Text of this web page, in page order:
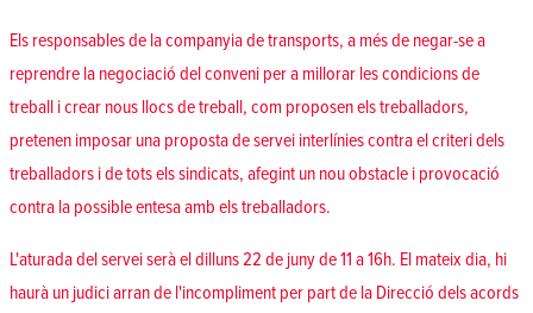
Els responsables de la companyia de transports, a més de negar-se a
reprendre la negociació del conveni per a millorar les condicions de
treball i crear nous llocs de treball, com proposen els treballadors,
pretenen imposar una proposta de servei interlínies contra el criteri dels
treballadors i de tots els sindicats, afegint un nou obstacle i provocació
contra la possible entesa amb els treballadors.
L'aturada del servei serà el dilluns 22 de juny de 11 a 16h. El mateix dia, hi
haurà un judici arran de l'incompliment per part de la Direcció dels acords